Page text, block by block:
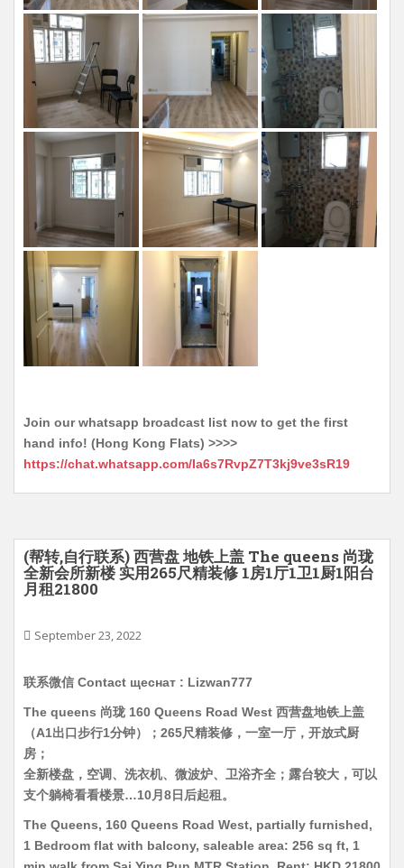
Join our whatsapp broadcast list now to get the first
hand info! (Hong Kong Flats) >>>>
https://chat.whatsapp.com/Ia6s7RvpZ7T3kj9ve3sR19
(帮转,自行联系) 西营盘 地铁上盖 The queens 尚珑
全新会所新楼 实用265尺精装修 1房1厅1卫1厨1阳台
月租21800
September 23, 2022
联系微信 Contact щеснат : Lizwan777
The queens 尚珑 160 Queens Road West 西营盘地铁上盖
（A1出口步行1分钟）；265尺精装修，一室一厅，开放式厨
房；
全新楼盘，空调、洗衣机、微波炉、卫浴齐全；露台较大，可以
支个躺椅看看楼景…10月8日后起租。
The Queens, 160 Queens Road West, partially furnished,
1 Bedroom flat with balcony, saleable area: 256 sq ft, 1